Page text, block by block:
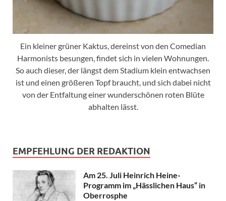
Ein kleiner grüner Kaktus, dereinst von den Comedian
Harmonists besungen, findet sich in vielen Wohnungen.
So auch dieser, der längst dem Stadium klein entwachsen
ist und einen größeren Topf braucht, und sich dabei nicht
von der Entfaltung einer wunderschönen roten Blüte
abhalten lässt.
EMPFEHLUNG DER REDAKTION
Am 25. Juli Heinrich Heine-
Programm im „Hässlichen Haus“ in
Oberrosphe